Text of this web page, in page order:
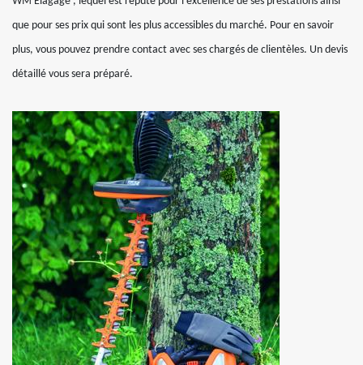
que pour ses prix qui sont les plus accessibles du marché. Pour en savoir
plus, vous pouvez prendre contact avec ses chargés de clientèles. Un devis
détaillé vous sera préparé.